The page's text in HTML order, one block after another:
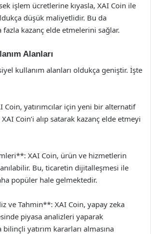
işlem ücretlerine kıyasla, XAI Coin ile
düşük maliyetlidir. Bu da
fazla kazanç elde etmelerini sağlar.
Alanları
kullanım alanları oldukça geniştir. İşte
Coin, yatırımcılar için yeni bir alternatif
XAI Coin’i alıp satarak kazanç elde etmeyi
XAI Coin, ürün ve hizmetlerin
Bu, ticaretin dijitalleşmesi ile
popüler hale gelmektedir.
ve Tahmin**: XAI Coin, yapay zeka
piyasa analizleri yaparak
bilinçli yatırım kararları almasına